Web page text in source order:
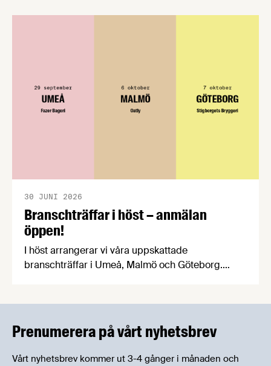
Branschträffar i höst – anmälan
öppen!
30 JUNI 2026
I höst arrangerar vi våra uppskattade
branschträffar i Umeå, Malmö och Göteborg.
Prenumerera på vårt nyhetsbrev
Vårt nyhetsbrev kommer ut 3-4 gånger i månaden och